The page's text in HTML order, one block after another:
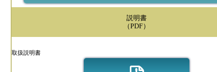
説明書
（PDF）
取扱説明書